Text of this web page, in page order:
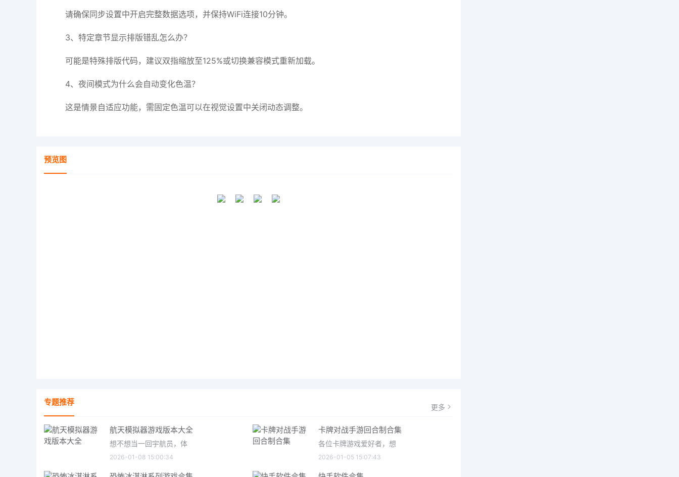
请确保同步设置中开启完整数据选项，并保持WiFi连接10分钟。
3、特定章节显示排版错乱怎么办？
可能是特殊排版代码，建议双指缩放至125%或切换兼容模式重新加载。
4、夜间模式为什么会自动变化色温？
这是情景自适应功能，需固定色温可以在视觉设置中关闭动态调整。
预览图
专题推荐 更多
航天模拟器游戏版本大全
想不想当一回宇航员，体
2026-01-08 15:00:34
卡牌对战手游回合制合集
各位卡牌游戏爱好者，想
2026-01-05 15:07:43